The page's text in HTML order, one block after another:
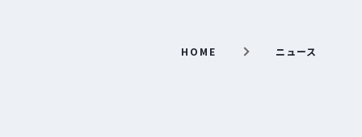
HOME ニュース